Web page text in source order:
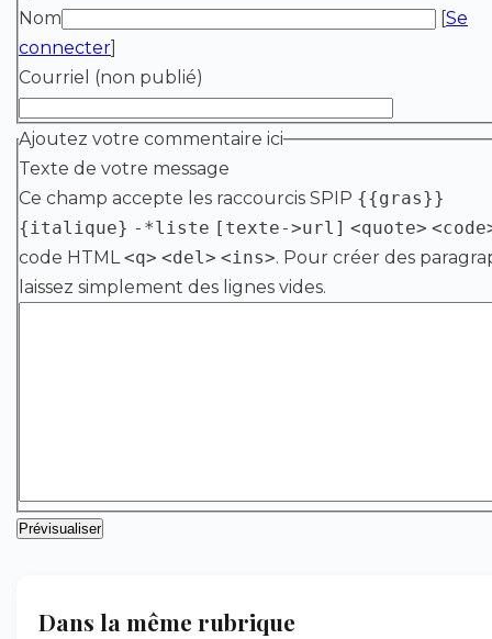
Nom
[Se
connecter]
Courriel (non publié)
Ajoutez votre commentaire ici
Texte de votre message
Ce champ accepte les raccourcis SPIP {{gras}}
{italique} -*liste [texte->url] <quote>
code HTML<q> <del> <ins>. Pour créer des
laissez simplement des lignes vides.
Dans la même rubrique